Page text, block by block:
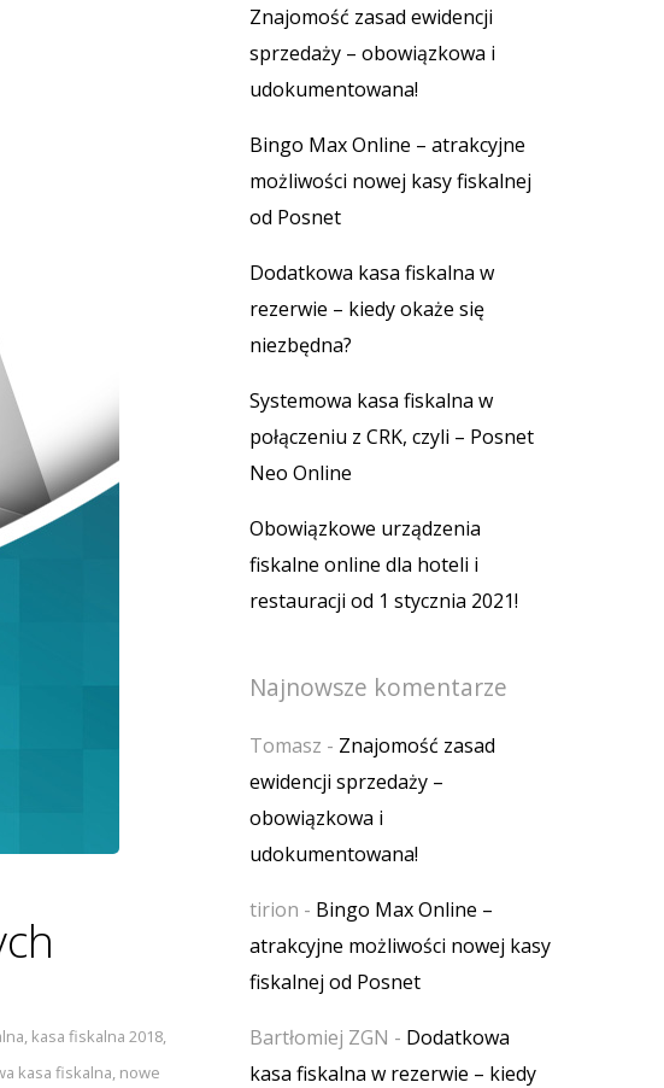
, kasa fiskalna 2018,
kasa fiskalna, nowe
Znajomość zasad ewidencji
sprzedaży – obowiązkowa i
udokumentowana!
Bingo Max Online – atrakcyjne
możliwości nowej kasy fiskalnej
od Posnet
Dodatkowa kasa fiskalna w
rezerwie – kiedy okaże się
niezbędna?
Systemowa kasa fiskalna w
połączeniu z CRK, czyli – Posnet
Neo Online
Obowiązkowe urządzenia
fiskalne online dla hoteli i
restauracji od 1 stycznia 2021!
Najnowsze komentarze
Tomasz - Znajomość zasad
ewidencji sprzedaży –
obowiązkowa i
udokumentowana!
tirion - Bingo Max Online –
atrakcyjne możliwości nowej kasy
fiskalnej od Posnet
Bartłomiej ZGN - Dodatkowa
kasa fiskalna w rezerwie – kiedy